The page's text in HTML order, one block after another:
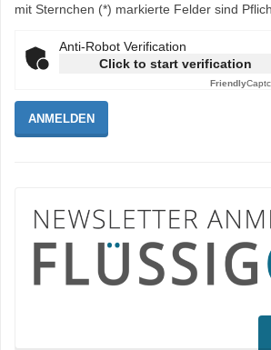
mit Sternchen (*) markierte Felder sind
Anti-Robot Verification
Click to start verification
Friendly